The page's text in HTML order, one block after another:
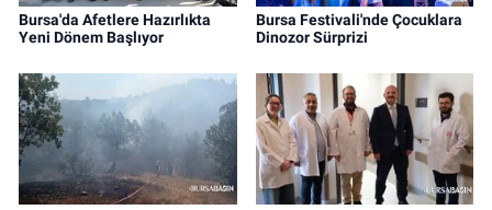
Bursa'da Afetlere Hazırlıkta
Yeni Dönem Başlıyor
Bursa Festivali'nde Çocuklara
Dinozor Sürprizi